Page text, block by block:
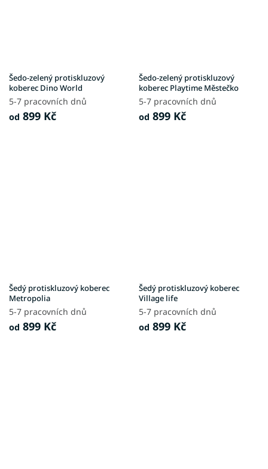
Šedo-zelený protiskluzový
koberec Dino World
5-7 pracovních dnů
od 899 Kč
Šedo-zelený protiskluzový
koberec Playtime Městečko
5-7 pracovních dnů
od 899 Kč
Šedý protiskluzový koberec
Metropolia
5-7 pracovních dnů
od 899 Kč
Šedý protiskluzový koberec
Village life
5-7 pracovních dnů
od 899 Kč